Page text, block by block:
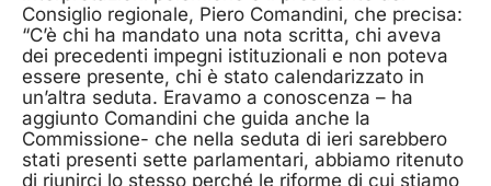
Consiglio regionale, Piero Comandini, che precisa:
“C’è chi ha mandato una nota scritta, chi aveva
dei precedenti impegni istituzionali e non poteva
essere presente, chi è stato calendarizzato in
un’altra seduta. Eravamo a conoscenza – ha
aggiunto Comandini che guida anche la
Commissione- che nella seduta di ieri sarebbero
stati presenti sette parlamentari, abbiamo ritenuto
di riunirci lo stesso perché le riforme di cui stiamo